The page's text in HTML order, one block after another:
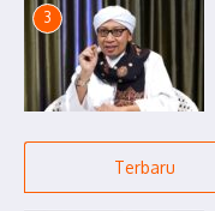
3
Terbaru